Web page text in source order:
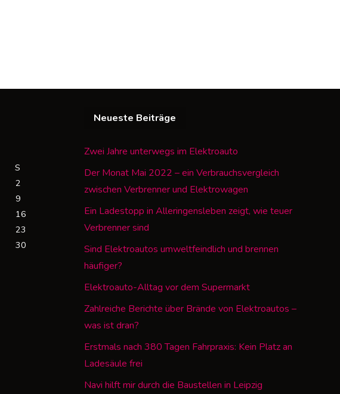
S
2
9
16
23
30
Neueste Beiträge
Zwei Jahre unterwegs im Elektroauto
Der Monat Mai 2022 – ein Verbrauchsvergleich
zwischen Verbrenner und Elektrowagen
Ein Ladestopp in Alleringensleben zeigt, wie teuer
Verbrenner sind
Sind Elektroautos umweltfeindlich und brennen
häufiger?
Elektroauto-Alltag vor dem Supermarkt
Zahlreiche Berichte über Brände von Elektroautos –
was ist dran?
Erstmals nach 380 Tagen Fahrpraxis: Kein Platz an
Ladesäule frei
Navi hilft mir durch die Baustellen in Leipzig